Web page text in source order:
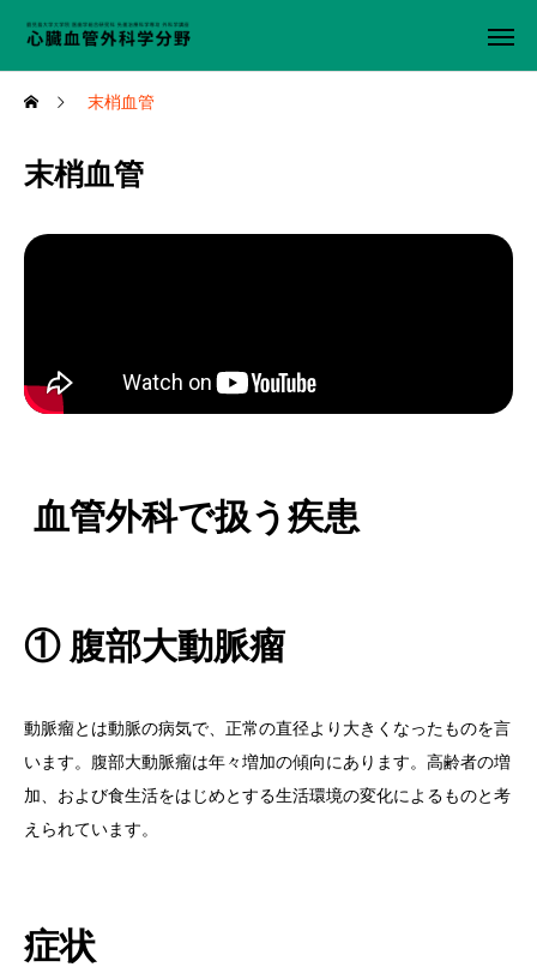
末梢血管
末梢血管
血管外科で扱う疾患
① 腹部大動脈瘤
動脈瘤とは動脈の病気で、正常の直径より大きくなったものを言
います。腹部大動脈瘤は年々増加の傾向にあります。高齢者の増
加、および食生活をはじめとする生活環境の変化によるものと考
えられています。
症状